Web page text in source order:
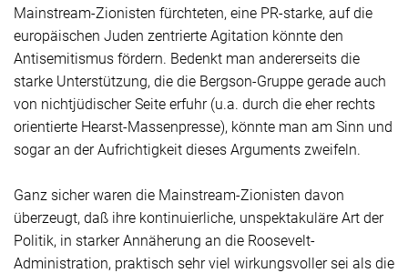
Mainstream-Zionisten fürchteten, eine PR-starke, auf die
europäischen Juden zentrierte Agitation könnte den
Antisemitismus fördern. Bedenkt man andererseits die
starke Unterstützung, die die Bergson-Gruppe gerade auch
von nichtjüdischer Seite erfuhr (u.a. durch die eher rechts
orientierte Hearst-Massenpresse), könnte man am Sinn und
sogar an der Aufrichtigkeit dieses Arguments zweifeln.
Ganz sicher waren die Mainstream-Zionisten davon
überzeugt, daß ihre kontinuierliche, unspektakuläre Art der
Politik, in starker Annäherung an die Roosevelt-
Administration, praktisch sehr viel wirkungsvoller sei als die